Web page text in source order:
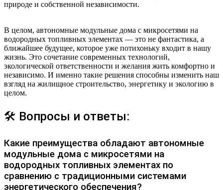
природе и собственной независимости.
В целом, автономные модульные дома с микросетями на
водородных топливных элементах — это не фантастика, а
ближайшее будущее, которое уже потихоньку входит в нашу
жизнь. Это сочетание современных технологий,
экологической ответственности и желания жить комфортно и
независимо. И именно такие решения способны изменить наш
взгляд на жилищное строительство, энергетику и экологию в
целом.
🛠 Вопросы и ответы:
Какие преимущества обладают автономные
модульные дома с микросетями на
водородных топливных элементах по
сравнению с традиционными системами
энергетического обеспечения?